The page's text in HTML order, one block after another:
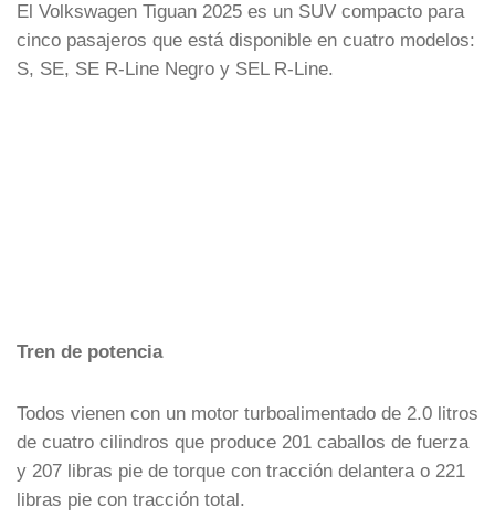
El Volkswagen Tiguan 2025 es un SUV compacto para
cinco pasajeros que está disponible en cuatro modelos:
S, SE, SE R-Line Negro y SEL R-Line.
Tren de potencia
Todos vienen con un motor turboalimentado de 2.0 litros
de cuatro cilindros que produce 201 caballos de fuerza
y 207 libras pie de torque con tracción delantera o 221
libras pie con tracción total.